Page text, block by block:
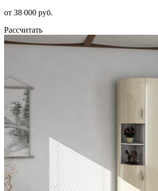
от 38 000 руб.
Рассчитать